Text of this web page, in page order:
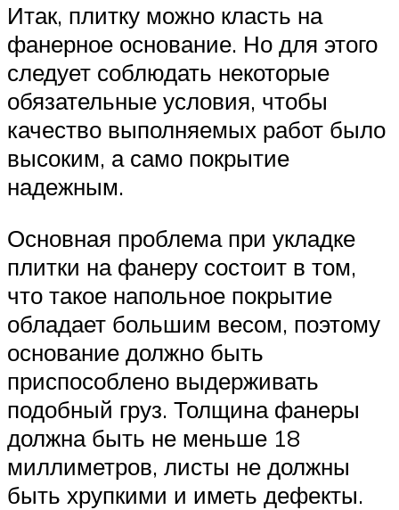
Итак, плитку можно класть на
фанерное основание. Но для этого
следует соблюдать некоторые
обязательные условия, чтобы
качество выполняемых работ было
высоким, а само покрытие
надежным.
Основная проблема при укладке
плитки на фанеру состоит в том,
что такое напольное покрытие
обладает большим весом, поэтому
основание должно быть
приспособлено выдерживать
подобный груз. Толщина фанеры
должна быть не меньше 18
миллиметров, листы не должны
быть хрупкими и иметь дефекты.